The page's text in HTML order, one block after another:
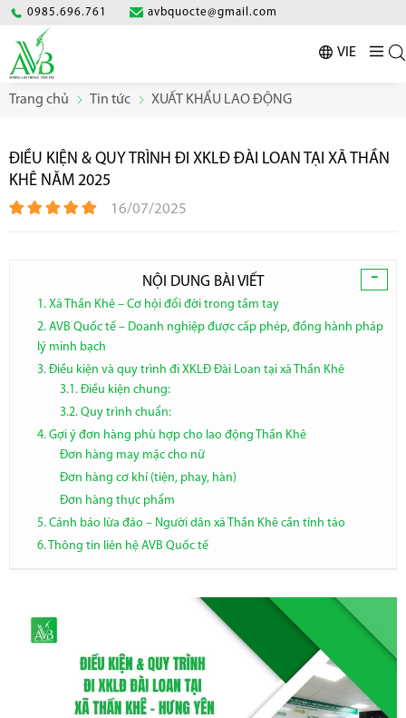
0985.696.761 avbquocte@gmail.com
VIE
Trang chủ Tin tức XUẤT KHẨU LAO ĐỘNG
ĐIỀU KIỆN & QUY TRÌNH ĐI XKLĐ ĐÀI LOAN TẠI XÃ THẦN
KHÊ NĂM 2025
16/07/2025
-
NỘI DUNG BÀI VIẾT
1. Xã Thần Khê – Cơ hội đổi đời trong tầm tay
2. AVB Quốc tế – Doanh nghiệp được cấp phép, đồng hành pháp
lý minh bạch
3. Điều kiện và quy trình đi XKLĐ Đài Loan tại xã Thần Khê
3.1. Điều kiện chung:
3.2. Quy trình chuẩn:
4. Gợi ý đơn hàng phù hợp cho lao động Thần Khê
Đơn hàng may mặc cho nữ
Đơn hàng cơ khí (tiện, phay, hàn)
Đơn hàng thực phẩm
5. Cảnh báo lừa đảo – Người dân xã Thần Khê cần tỉnh táo
6. Thông tin liên hệ AVB Quốc tế